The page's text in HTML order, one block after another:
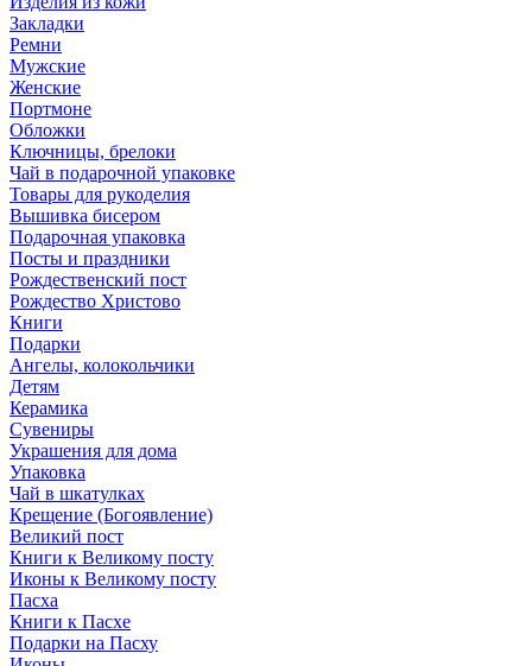
Закладки
Ремни
Мужские
Женские
Портмоне
Обложки
Ключницы, брелоки
Чай в подарочной упаковке
Товары для рукоделия
Вышивка бисером
Подарочная упаковка
Посты и праздники
Рождественский пост
Рождество Христово
Книги
Подарки
Ангелы, колокольчики
Детям
Керамика
Сувениры
Украшения для дома
Упаковка
Чай в шкатулках
Крещение (Богоявление)
Великий пост
Книги к Великому посту
Иконы к Великому посту
Пасха
Книги к Пасхе
Подарки на Пасху